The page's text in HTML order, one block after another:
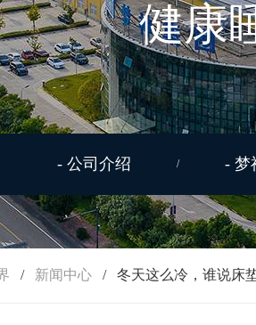
系列 法
克丝 全
健康
- 公司介绍 / - 梦
/ 新闻中心 / 冬天这么冷，谁说床